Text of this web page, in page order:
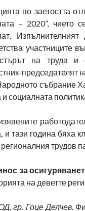
по заетостта
– 2020”, чието
Изпълнителният
участниците
на труда и
председателят
събрание
и социалната
тази година бяха
трудов
за
на деветте
гр. Гоце Делчев.